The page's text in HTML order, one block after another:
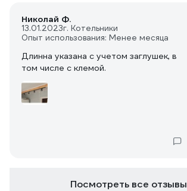
Николай Ф.
13.01.2023г. Котельники
Опыт использования: Менее месяца
Длинна указана с учетом заглушек, в
том числе с клемой.
Посмотреть все отзывы